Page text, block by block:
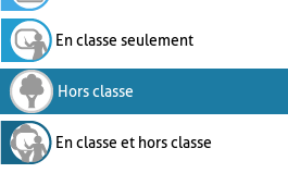
En classe seulement
Hors classe
En classe et hors classe